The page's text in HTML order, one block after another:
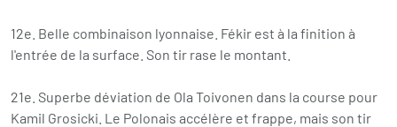
12e. Belle combinaison lyonnaise. Fékir est à la finition à
l'entrée de la surface. Son tir rase le montant.
21e. Superbe déviation de Ola Toivonen dans la course pour
Kamil Grosicki. Le Polonais accélère et frappe, mais son tir